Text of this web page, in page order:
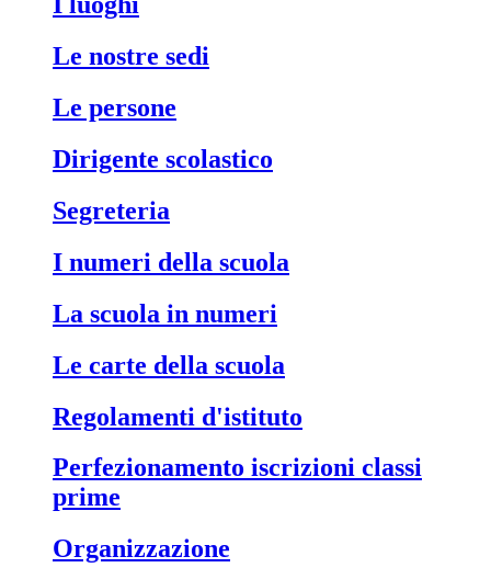
le nostre sedi
le persone
dirigente scolastico
segreteria
i numeri della scuola
la scuola in numeri
le carte della scuola
regolamenti d'istituto
perfezionamento iscrizioni classi
prime
organizzazione